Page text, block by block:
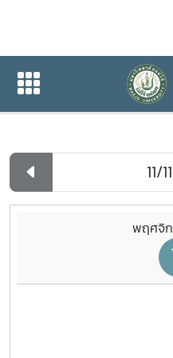
ปฏิทินกิจกรรม
ปฏิทินกิจกรรมของหน่วยงาน
พฤศจิ